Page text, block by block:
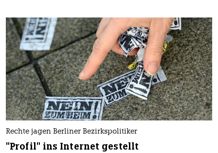
Rechte jagen Berliner Bezirkspolitiker
"Profil" ins Internet gestellt